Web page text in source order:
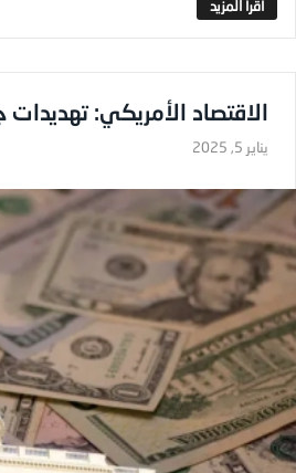
الاقتصاد الأمريكي: تهديدات
يناير 5, 2025